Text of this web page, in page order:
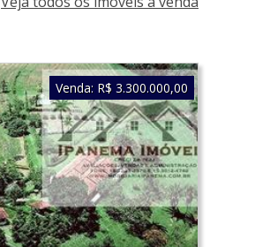
Venda: R$ 3.300.000,00